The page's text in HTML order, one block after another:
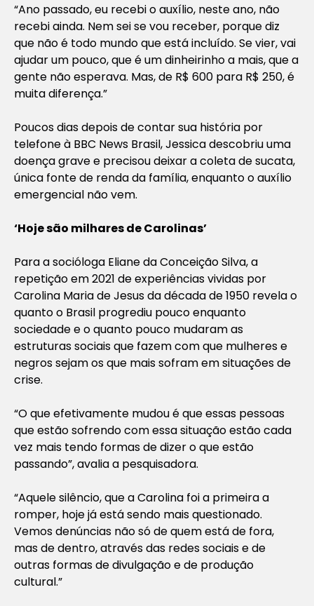
“Ano passado, eu recebi o auxílio, neste ano, não
recebi ainda. Nem sei se vou receber, porque diz
que não é todo mundo que está incluído. Se vier, vai
ajudar um pouco, que é um dinheirinho a mais, que a
gente não esperava. Mas, de R$ 600 para R$ 250, é
muita diferença.”
Poucos dias depois de contar sua história por
telefone à BBC News Brasil, Jessica descobriu uma
doença grave e precisou deixar a coleta de sucata,
única fonte de renda da família, enquanto o auxílio
emergencial não vem.
‘Hoje são milhares de Carolinas’
Para a socióloga Eliane da Conceição Silva, a
repetição em 2021 de experiências vividas por
Carolina Maria de Jesus da década de 1950 revela o
quanto o Brasil progrediu pouco enquanto
sociedade e o quanto pouco mudaram as
estruturas sociais que fazem com que mulheres e
negros sejam os que mais sofram em situações de
crise.
“O que efetivamente mudou é que essas pessoas
que estão sofrendo com essa situação estão cada
vez mais tendo formas de dizer o que estão
passando”, avalia a pesquisadora.
“Aquele silêncio, que a Carolina foi a primeira a
romper, hoje já está sendo mais questionado.
Vemos denúncias não só de quem está de fora,
mas de dentro, através das redes sociais e de
outras formas de divulgação e de produção
cultural.”